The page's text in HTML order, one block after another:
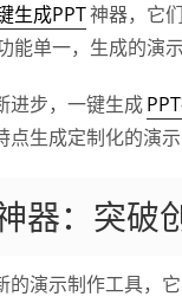
生成PPT神器，它
单一，生成的演
进步，一键生成
生成定制化的演
器：突破
的演示制作工具，